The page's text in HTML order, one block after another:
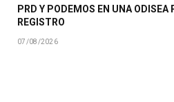
PRD Y PODEMOS EN UNA ODISEA
REGISTRO
07/08/2026